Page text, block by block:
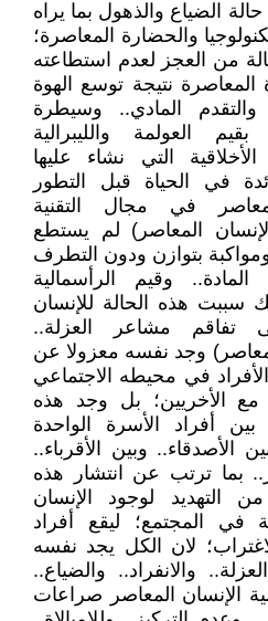
الضياع والذهول بما يراه
والحضارة المعاصرة؛
من العجز لعدم استطاعته
المعاصرة نتيجة توسع الهوة
والتقدم المادي.. وسيطرة
العولمة والليبرالية
الأخلاقية التي نشاء عليها
في الحياة قبل التطور
في مجال التقنية
المعاصر) لم يستطع
بتوازن ودون التطرف
وقيم الرأسمالية
سببت هذه الحالة للإنسان
تفاقم مشاعر العزلة..
وجد نفسه معزولا عن
في محيطه الاجتماعي
الأخريين؛ بل وجد هذه
أفراد الأسرة الواحدة
الأصدقاء.. وبين الأقرباء..
بما ترتب عن انتشار هذه
التهديد لوجود الإنسان
في المجتمع؛ ليقع أفراد
لان الكل يجد نفسه
والانفراد.. والضياع..
الإنسان المعاصر صراعات